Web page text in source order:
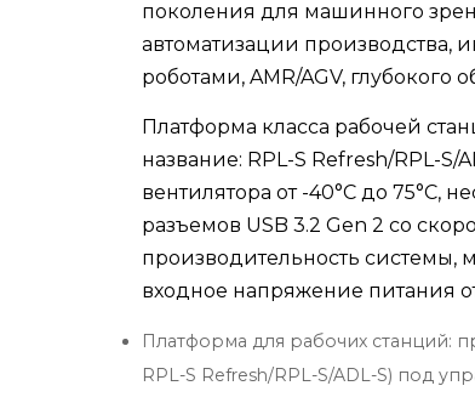
поколения для машинного
автоматизации производства,
роботами, AMR/AGV,
Платформа класса рабочей
название: RPL-S Refresh/RPL-S/
вентилятора от -40°C до 75°C,
разъемов USB 3.2 Gen 2 со
производительность системы,
входное напряжение питания
Платформа для рабочих станций:
RPL-S Refresh/RPL-S/ADL-S) под